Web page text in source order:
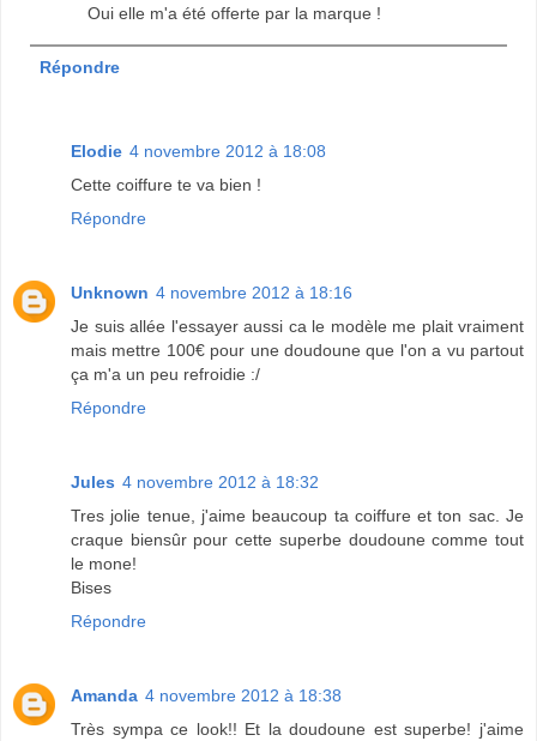
Oui elle m'a été offerte par la marque !
Répondre
Elodie 4 novembre 2012 à 18:08
Cette coiffure te va bien !
Répondre
Unknown 4 novembre 2012 à 18:16
Je suis allée l'essayer aussi ca le modèle me plait vraiment
mais mettre 100€ pour une doudoune que l'on a vu partout
ça m'a un peu refroidie :/
Répondre
Jules 4 novembre 2012 à 18:32
Tres jolie tenue, j'aime beaucoup ta coiffure et ton sac. Je
craque biensûr pour cette superbe doudoune comme tout
le mone!
Bises
Répondre
Amanda 4 novembre 2012 à 18:38
Très sympa ce look!! Et la doudoune est superbe! j'aime